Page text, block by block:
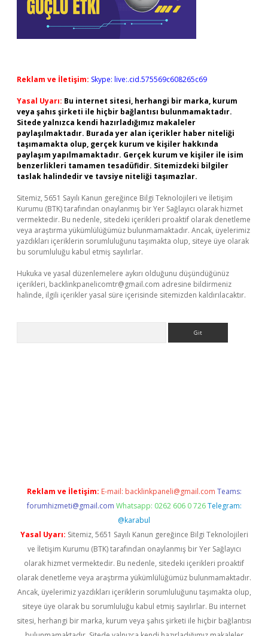
Reklam ve İletişim: Skype: live:.cid.575569c608265c69
Yasal Uyarı: Bu internet sitesi, herhangi bir marka, kurum
veya şahıs şirketi ile hiçbir bağlantısı bulunmamaktadır.
Sitede yalnızca kendi hazırladığımız makaleler
paylaşılmaktadır. Burada yer alan içerikler haber niteliği
taşımamakta olup, gerçek kurum ve kişiler hakkında
paylaşım yapılmamaktadır. Gerçek kurum ve kişiler ile isim
benzerlikleri tamamen tesadüfidir. Sitemizdeki bilgiler
taslak halindedir ve tavsiye niteliği taşımazlar.
Sitemiz, 5651 Sayılı Kanun gereğince Bilgi Teknolojileri ve İletişim
Kurumu (BTK) tarafından onaylanmış bir Yer Sağlayıcı olarak hizmet
vermektedir. Bu nedenle, sitedeki içerikleri proaktif olarak denetleme
veya araştırma yükümlülüğümüz bulunmamaktadır. Ancak, üyelerimiz
yazdıkları içeriklerin sorumluluğunu taşımakta olup, siteye üye olarak
bu sorumluluğu kabul etmiş sayılırlar.
Hukuka ve yasal düzenlemelere aykırı olduğunu düşündüğünüz
içerikleri, backlinkpanelicomtr@gmail.com adresine bildirmeniz
halinde, ilgili içerikler yasal süre içerisinde sitemizden kaldırılacaktır.
Reklam ve İletişim: E-mail: backlinkpaneli@gmail.com Teams:
forumhizmeti@gmail.com Whatsapp: 0262 606 0 726 Telegram:
@karabul
Yasal Uyarı: Sitemiz, 5651 Sayılı Kanun gereğince Bilgi Teknolojileri
ve İletişim Kurumu (BTK) tarafından onaylanmış bir Yer Sağlayıcı
olarak hizmet vermektedir. Bu nedenle, sitedeki içerikleri proaktif
olarak denetleme veya araştırma yükümlülüğümüz bulunmamaktadır.
Ancak, üyelerimiz yazdıkları içeriklerin sorumluluğunu taşımakta olup,
siteye üye olarak bu sorumluluğu kabul etmiş sayılırlar. Bu internet
sitesi, herhangi bir marka, kurum veya şahıs şirketi ile hiçbir bağlantısı